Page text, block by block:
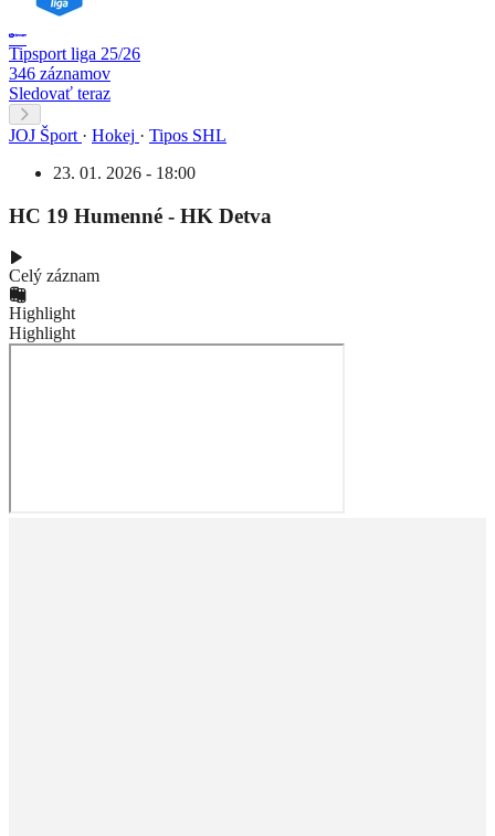
Tipsport liga 25/26
346 záznamov
Sledovať teraz
JOJ Šport · Hokej · Tipos SHL
23. 01. 2026 - 18:00
HC 19 Humenné - HK Detva
Celý záznam
Highlight
Highlight